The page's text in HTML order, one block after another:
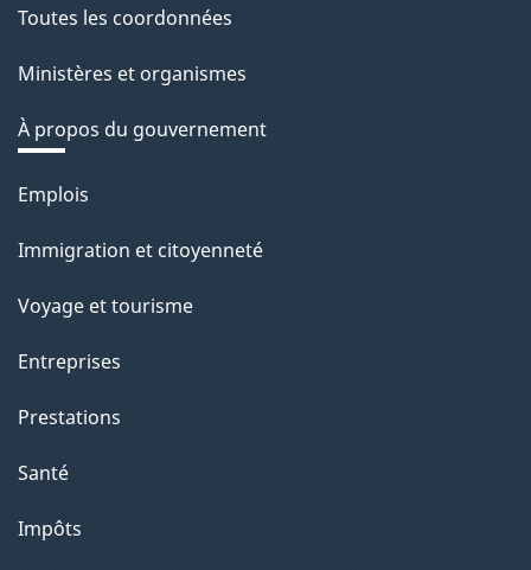
Toutes les coordonnées
Ministères et organismes
À propos du gouvernement
Thèmes
sujets
Emplois
Immigration et citoyenneté
Voyage et tourisme
Entreprises
Prestations
Santé
Impôts